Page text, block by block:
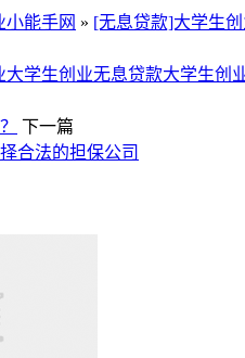
小能手网 » [无息贷款]大学生
大学生创业无息贷款大学生创
下一篇
合法的担保公司